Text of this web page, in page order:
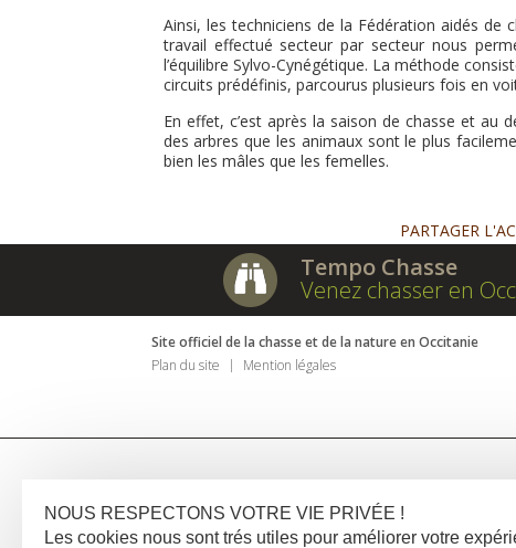
Ainsi, les techniciens de la Fédération aidés de
travail effectué secteur par secteur nous
l’équilibre Sylvo-Cynégétique. La méthode
circuits prédéfinis, parcourus plusieurs fois en
En effet, c’est après la saison de chasse et
des arbres que les animaux sont le plus
bien les mâles que les femelles.
PARTAGER
Tempo Chasse
Venez chasser en
Site officiel de la chasse et de la nature en Occitanie
Plan du site
Mention légales
NOUS RESPECTONS VOTRE VIE PRIVÉE !
Les cookies nous sont trés utiles pour améliorer votre